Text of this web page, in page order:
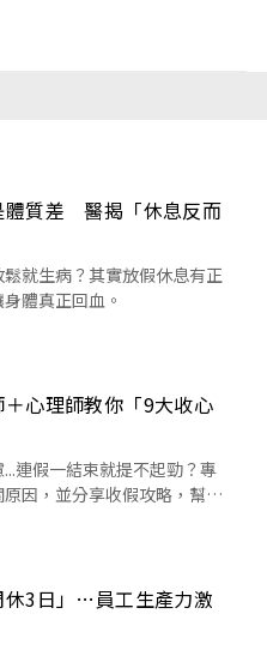
體質差 醫揭「休息反而
就生病？其實放假休息有正
體真正回血。
心理師教你「9大收心
連假一結束就提不起勁？專
因，並分享收假攻略，幫你
休3日」…員工生產力激